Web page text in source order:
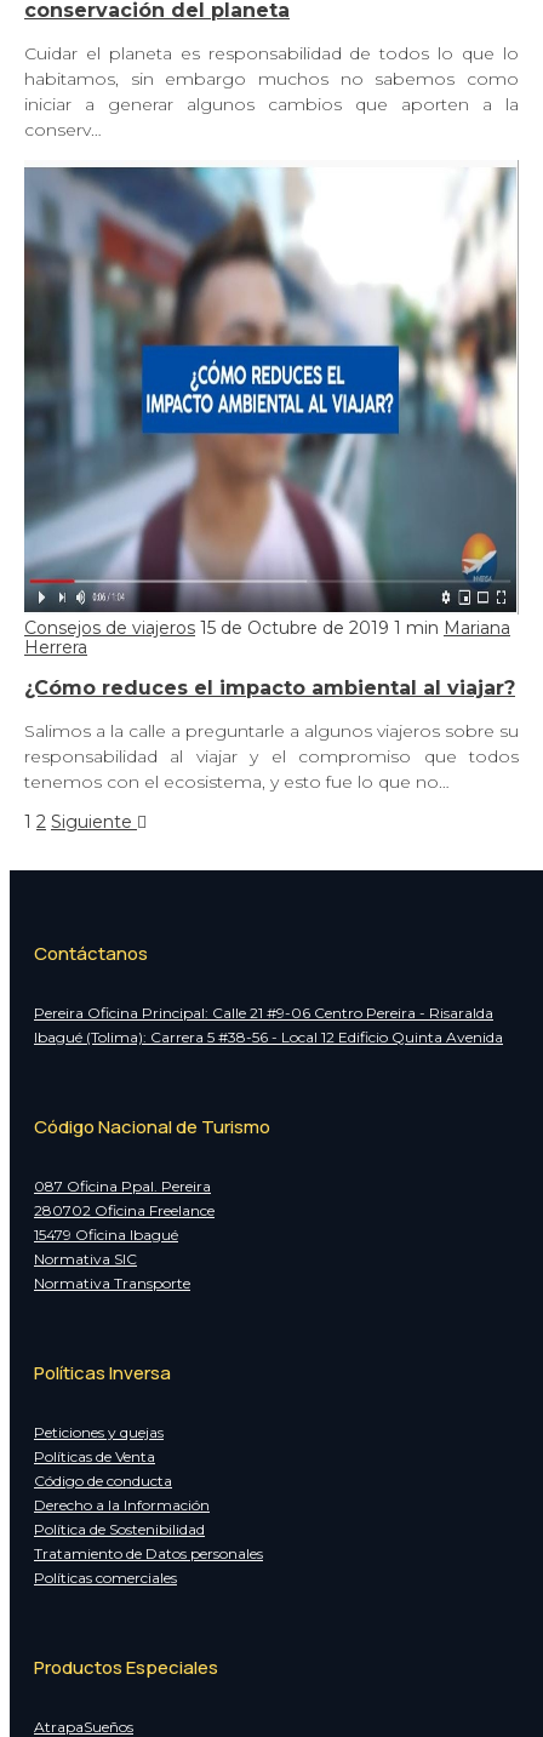
conservación del planeta
Cuidar el planeta es responsabilidad de todos lo que lo
habitamos, sin embargo muchos no sabemos como
iniciar a generar algunos cambios que aporten a la
conserv…
Consejos de viajeros 15 de Octubre de 2019 1 min Mariana
Herrera
¿Cómo reduces el impacto ambiental al viajar?
Salimos a la calle a preguntarle a algunos viajeros sobre su
responsabilidad al viajar y el compromiso que todos
tenemos con el ecosistema, y esto fue lo que no…
1 2 Siguiente
Contáctanos
Pereira Oficina Principal: Calle 21 #9-06 Centro Pereira - Risaralda
Ibagué (Tolima): Carrera 5 #38-56 - Local 12 Edificio Quinta Avenida
Código Nacional de Turismo
087 Oficina Ppal. Pereira
280702 Oficina Freelance
15479 Oficina Ibagué
Normativa SIC
Normativa Transporte
Políticas Inversa
Peticiones y quejas
Políticas de Venta
Código de conducta
Derecho a la Información
Política de Sostenibilidad
Tratamiento de Datos personales
Políticas comerciales
Productos Especiales
AtrapaSueños